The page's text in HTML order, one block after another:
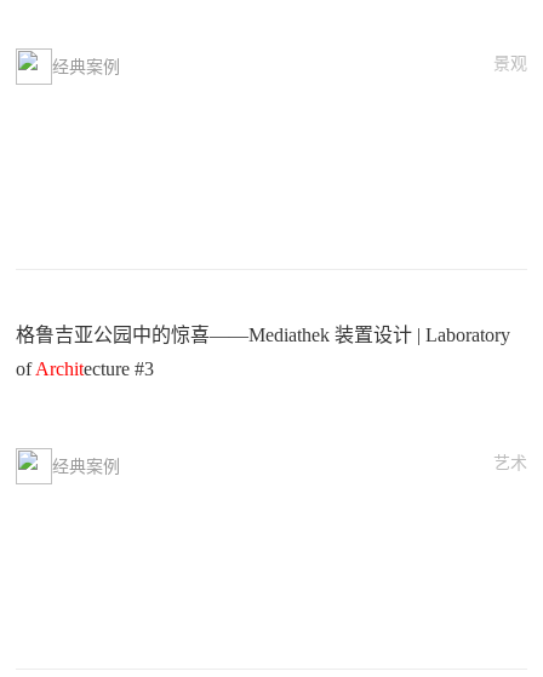
经典案例 景观
格鲁吉亚公园中的惊喜——Mediathek 装置设计 | Laboratory
ofArchitecture #3
经典案例 艺术